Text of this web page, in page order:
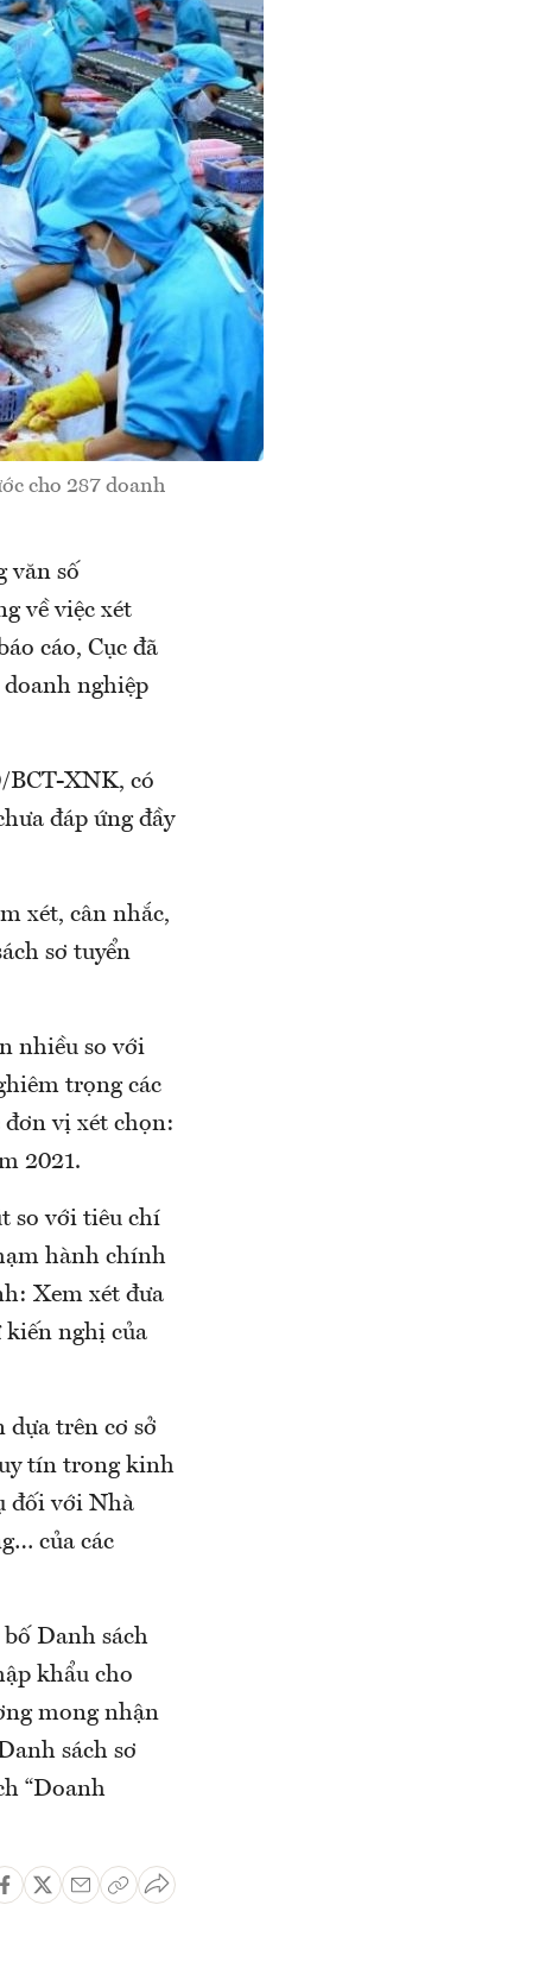
cho 287 doanh
văn số
về việc xét
cáo, Cục đã
nghiệp
BCT-XNK, có
đáp ứng đầy
xét, cân nhắc,
sơ tuyển
nhiều so với
trọng các
vị xét chọn:
2021.
so với tiêu chí
hành chính
Xem xét đưa
kiến nghị của
dựa trên cơ sở
tín trong kinh
đối với Nhà
của các
Danh sách
khẩu cho
mong nhận
sách sơ
“Doanh